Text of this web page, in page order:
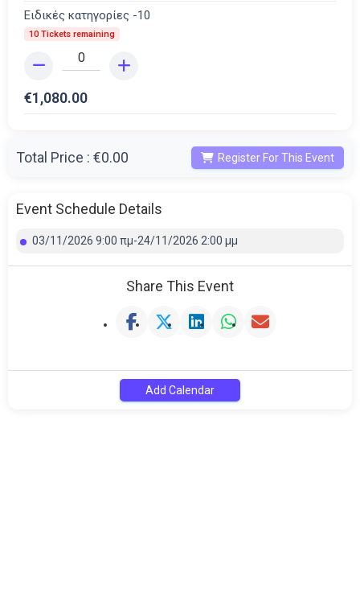
Ειδικές κατηγορίες -10
10 Tickets remaining
€1,080.00
Total Price : €0.00 Register For This Event
Event Schedule Details
03/11/2026 9:00 πμ-24/11/2026 2:00 μμ
Share This Event
Add Calendar